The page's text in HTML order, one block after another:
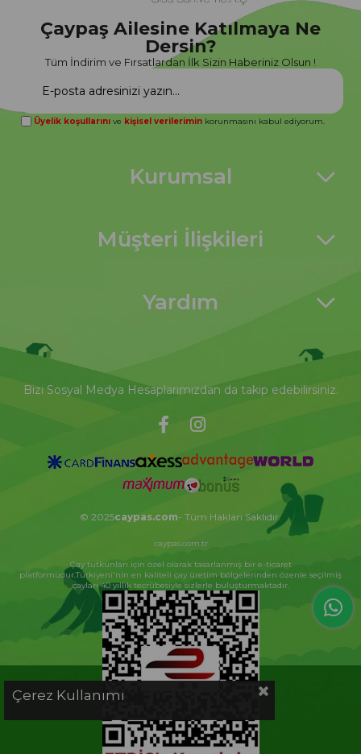
Çaypaş Ailesine Katılmaya Ne
Dersin?
Tüm İndirim ve Fırsatlardan İlk Sizin Haberiniz Olsun !
Üyelik koşullarını ve kişisel verilerimin korunmasını kabul ediyorum.
Kurumsal
Müşteri İlişkileri
Yardım
Bizi Sosyal Medya Hesaplarımızdan da takip edebilirsiniz.
© 2025caypas.com- Tüm Hakları Saklıdır.
caypas.com.tr
Çay tutkunları için özel olarak tasarlanmış bir e-ticaret
platformudur.Türkiyeni'nin en kaliteli çay üretim bölgelerinden özenle seçilmiş
çayları 40 yıllık tecrübesiyle sizlerle buluşturmaktadır.
Çerez Kullanımı